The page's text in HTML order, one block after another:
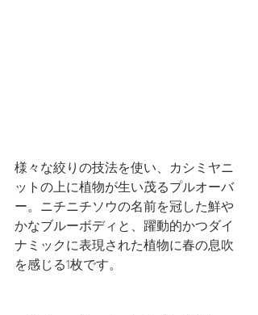
様々な絞りの技法を使い、カシミヤニ
ットの上に植物が生い茂るプルオーバ
ー。ニチニチソウの名前を冠した鮮や
かなブルーボディと、躍動的かつダイ
ナミックに表現された植物に春の息吹
を感じる1枚です。